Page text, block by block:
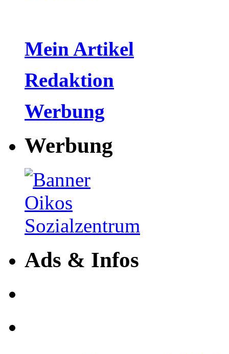
Mein Artikel
Redaktion
Werbung
Werbung
Ads & Infos